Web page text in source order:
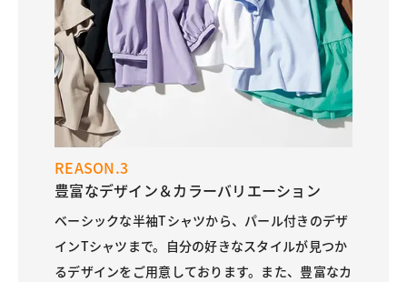
REASON.3
豊富なデザイン＆カラーバリエーション
ベーシックな半袖Tシャツから、パール付きのデザ
インTシャツまで。自分の好きなスタイルが見つか
るデザインをご用意しております。また、豊富なカ